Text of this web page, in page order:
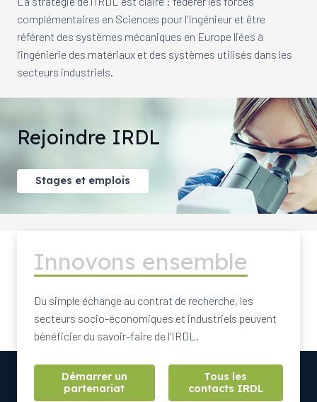
complémentaires en Sciences pour l’Ingénieur et être
référent des systèmes mécaniques en Europe liées à
l’ingénierie des matériaux et des systèmes utilisés dans les
secteurs industriels.
Rejoindre IRDL
Stages et emplois
Innovons ensemble
Du simple échange au contrat de recherche, les
secteurs socio-économiques et industriels peuvent
bénéficier du savoir-faire de l’IRDL.
Démarrer un
partenariat
Tous les
contacts IRDL